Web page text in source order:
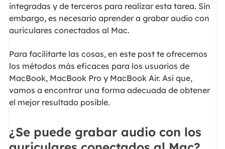
integradas y de terceros para realizar esta tarea. Sin
embargo, es necesario aprender a grabar audio con
auriculares conectados al Mac.
Para facilitarte las cosas, en este post te ofrecemos
los métodos más eficaces para los usuarios de
MacBook, MacBook Pro y MacBook Air. Así que,
vamos a encontrar una forma adecuada de obtener
el mejor resultado posible.
¿Se puede grabar audio con los